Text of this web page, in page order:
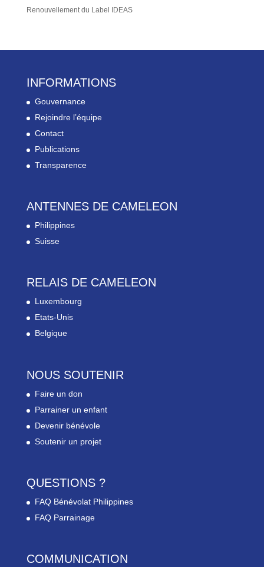
Renouvellement du Label IDEAS
INFORMATIONS
Gouvernance
Rejoindre l’équipe
Contact
Publications
Transparence
ANTENNES DE CAMELEON
Philippines
Suisse
RELAIS DE CAMELEON
Luxembourg
Etats-Unis
Belgique
NOUS SOUTENIR
Faire un don
Parrainer un enfant
Devenir bénévole
Soutenir un projet
QUESTIONS ?
FAQ Bénévolat Philippines
FAQ Parrainage
COMMUNICATION